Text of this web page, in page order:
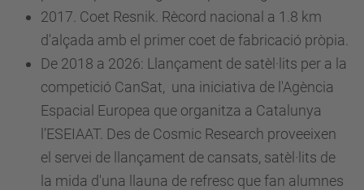
2017. Coet Resnik. Rècord nacional a 1.8 km
d'alçada amb el primer coet de fabricació pròpia.
De 2018 a 2026: Llançament de satèl·lits per a la
competició CanSat, una iniciativa de l'Agència
Espacial Europea que organitza a Catalunya
l’ESEIAAT. Des de Cosmic Research proveeixen
el servei de llançament de cansats, satèl·lits de
la mida d'una llauna de refresc que fan alumnes